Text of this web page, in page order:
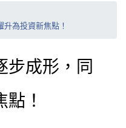
為投資新焦點！
步成形，同
！